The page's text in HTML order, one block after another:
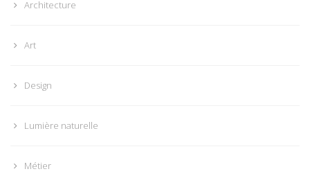
Architecture
Art
Design
Lumière naturelle
Métier